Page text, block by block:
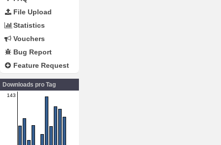
File Upload
Statistics
Vouchers
Bug Report
Feature Request
Downloads pro Tag
143